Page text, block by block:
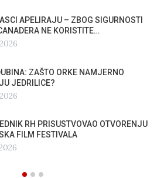
APELIRAJU – ZBOG SIGURNOSTI
NE KORISTITE…
ZAŠTO ORKE NAMJERNO
JEDRILICE?
RH PRISUSTVOVAO OTVORENJU
FILM FESTIVALA